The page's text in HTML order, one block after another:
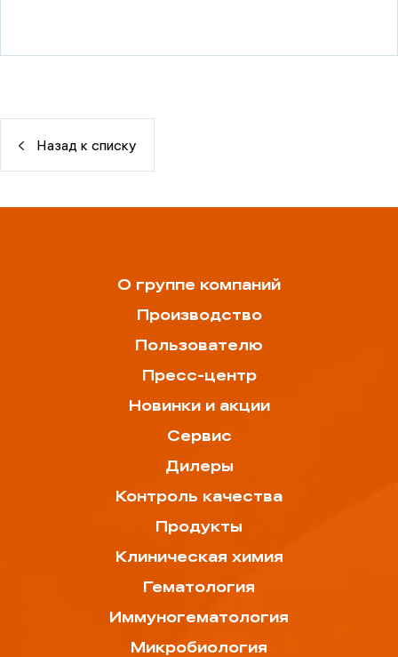
Назад к списку
О группе компаний
Производство
Пользователю
Пресс-центр
Новинки и акции
Сервис
Дилеры
Контроль качества
Продукты
Клиническая химия
Гематология
Иммуногематология
Микробиология